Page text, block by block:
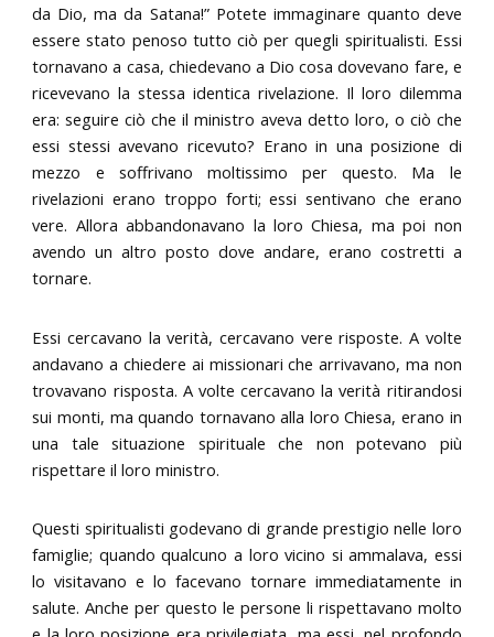
da Dio, ma da Satana!” Potete immaginare quanto deve
essere stato penoso tutto ciò per quegli spiritualisti. Essi
tornavano a casa, chiedevano a Dio cosa dovevano fare, e
ricevevano la stessa identica rivelazione. Il loro dilemma
era: seguire ciò che il ministro aveva detto loro, o ciò che
essi stessi avevano ricevuto? Erano in una posizione di
mezzo e soffrivano moltissimo per questo. Ma le
rivelazioni erano troppo forti; essi sentivano che erano
vere. Allora abbandonavano la loro Chiesa, ma poi non
avendo un altro posto dove andare, erano costretti a
tornare.
Essi cercavano la verità, cercavano vere risposte. A volte
andavano a chiedere ai missionari che arrivavano, ma non
trovavano risposta. A volte cercavano la verità ritirandosi
sui monti, ma quando tornavano alla loro Chiesa, erano in
una tale situazione spirituale che non potevano più
rispettare il loro ministro.
Questi spiritualisti godevano di grande prestigio nelle loro
famiglie; quando qualcuno a loro vicino si ammalava, essi
lo visitavano e lo facevano tornare immediatamente in
salute. Anche per questo le persone li rispettavano molto